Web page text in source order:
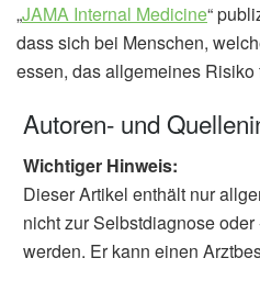
„JAMA Internal Medicine“
dass sich bei Menschen,
essen, das allgemeines Risiko
Autoren- und
Wichtiger Hinweis:
Dieser Artikel enthält nur
nicht zur Selbstdiagnose
werden. Er kann einen